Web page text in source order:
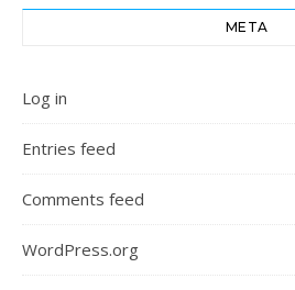
META
Log in
Entries feed
Comments feed
WordPress.org